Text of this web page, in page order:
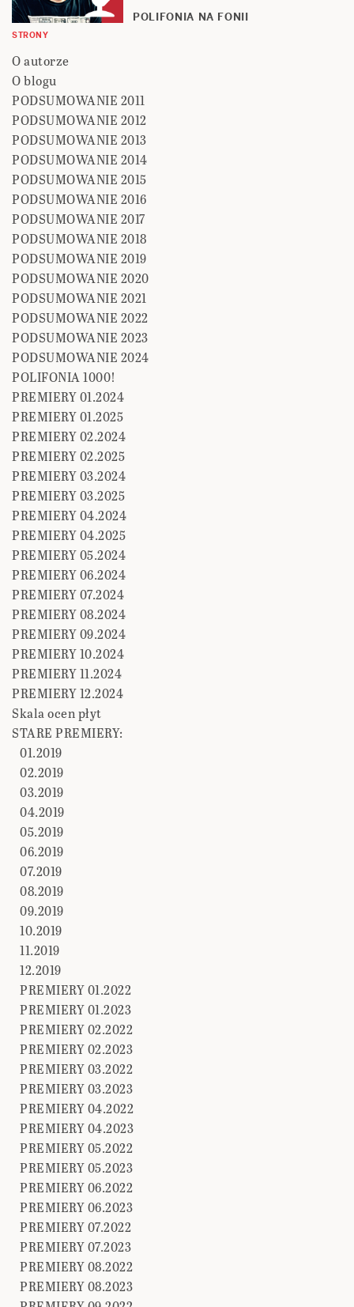
POLIFONIA NA FONII
STRONY
O autorze
O blogu
PODSUMOWANIE 2011
PODSUMOWANIE 2012
PODSUMOWANIE 2013
PODSUMOWANIE 2014
PODSUMOWANIE 2015
PODSUMOWANIE 2016
PODSUMOWANIE 2017
PODSUMOWANIE 2018
PODSUMOWANIE 2019
PODSUMOWANIE 2020
PODSUMOWANIE 2021
PODSUMOWANIE 2022
PODSUMOWANIE 2023
PODSUMOWANIE 2024
POLIFONIA 1000!
PREMIERY 01.2024
PREMIERY 01.2025
PREMIERY 02.2024
PREMIERY 02.2025
PREMIERY 03.2024
PREMIERY 03.2025
PREMIERY 04.2024
PREMIERY 04.2025
PREMIERY 05.2024
PREMIERY 06.2024
PREMIERY 07.2024
PREMIERY 08.2024
PREMIERY 09.2024
PREMIERY 10.2024
PREMIERY 11.2024
PREMIERY 12.2024
Skala ocen płyt
STARE PREMIERY:
01.2019
02.2019
03.2019
04.2019
05.2019
06.2019
07.2019
08.2019
09.2019
10.2019
11.2019
12.2019
PREMIERY 01.2022
PREMIERY 01.2023
PREMIERY 02.2022
PREMIERY 02.2023
PREMIERY 03.2022
PREMIERY 03.2023
PREMIERY 04.2022
PREMIERY 04.2023
PREMIERY 05.2022
PREMIERY 05.2023
PREMIERY 06.2022
PREMIERY 06.2023
PREMIERY 07.2022
PREMIERY 07.2023
PREMIERY 08.2022
PREMIERY 08.2023